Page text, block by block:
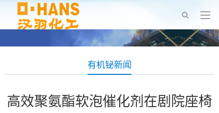
有机铋新闻
高效聚氨酯软泡催化剂在剧院座椅